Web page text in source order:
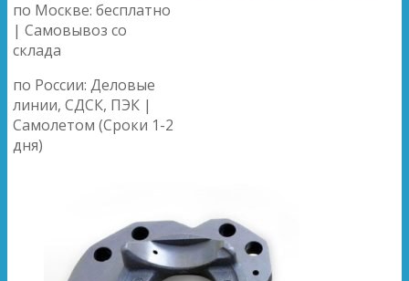
по Москве: бесплатно
| Самовывоз со
склада
по России: Деловые
линии, СДСК, ПЭК |
Самолетом (Сроки 1-2
дня)